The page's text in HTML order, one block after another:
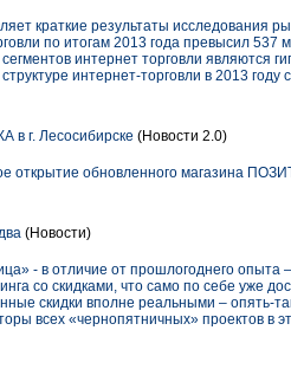
краткие результаты исследования
по итогам 2013 года превысил
интернет торговли являются
интернет-торговли в 2013 году
г. Лесосибирске (Новости 2.0)
открытие обновленного магазина
(Новости)
- в отличие от прошлогоднего опыта
со скидками, что само по себе уже
скидки вполне реальными – опять-
всех «чернопятничных» проектов в